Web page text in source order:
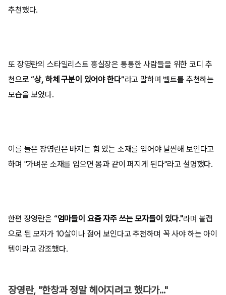
추천했다.
또 장영란의 스타일리스트 홍실장은 통통한 사람들을 위한 코디 추
천으로“상, 하체 구분이 있어야 한다”라고 말하며 벨트를 추천하는
모습을 보였다.
이를 들은 장영란은 바지는 힘 있는 소재를 입어야 날씬해 보인다고
하며 "가벼운 소재를 입으면 몸과 같이 퍼지게 된다"라고 설명했다.
한편 장영란은 “엄마들이 요즘 자주 쓰는 모자들이 있다."라며 볼캡
으로 된 모자가 10살이나 젊어 보인다고 추천하며 꼭 사야 하는 아이
템이라고 강조했다.
장영란, "한창과 정말 헤어지려고 했다가..."